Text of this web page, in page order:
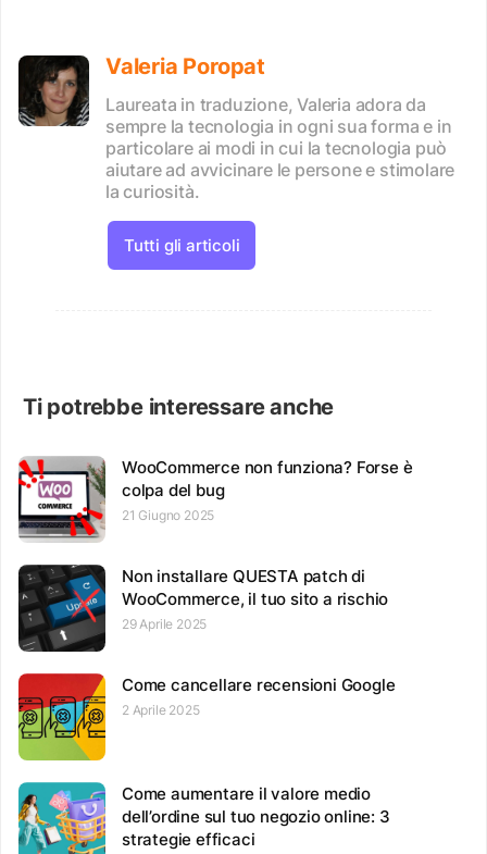
Valeria Poropat
Laureata in traduzione, Valeria adora da
sempre la tecnologia in ogni sua forma e in
particolare ai modi in cui la tecnologia può
aiutare ad avvicinare le persone e stimolare
la curiosità.
Tutti gli articoli
Ti potrebbe interessare anche
WooCommerce non funziona? Forse è
colpa del bug
21 Giugno 2025
Non installare QUESTA patch di
WooCommerce, il tuo sito a rischio
29 Aprile 2025
Come cancellare recensioni Google
2 Aprile 2025
Come aumentare il valore medio
dell’ordine sul tuo negozio online: 3
strategie efficaci